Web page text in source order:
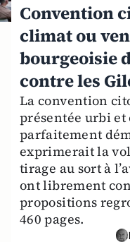
Convention
climat ou
bourgeoisie
contre les
La convention
présentée urbi et
parfaitement
exprimerait la
tirage au sort à
ont librement
propositions
460 pages.